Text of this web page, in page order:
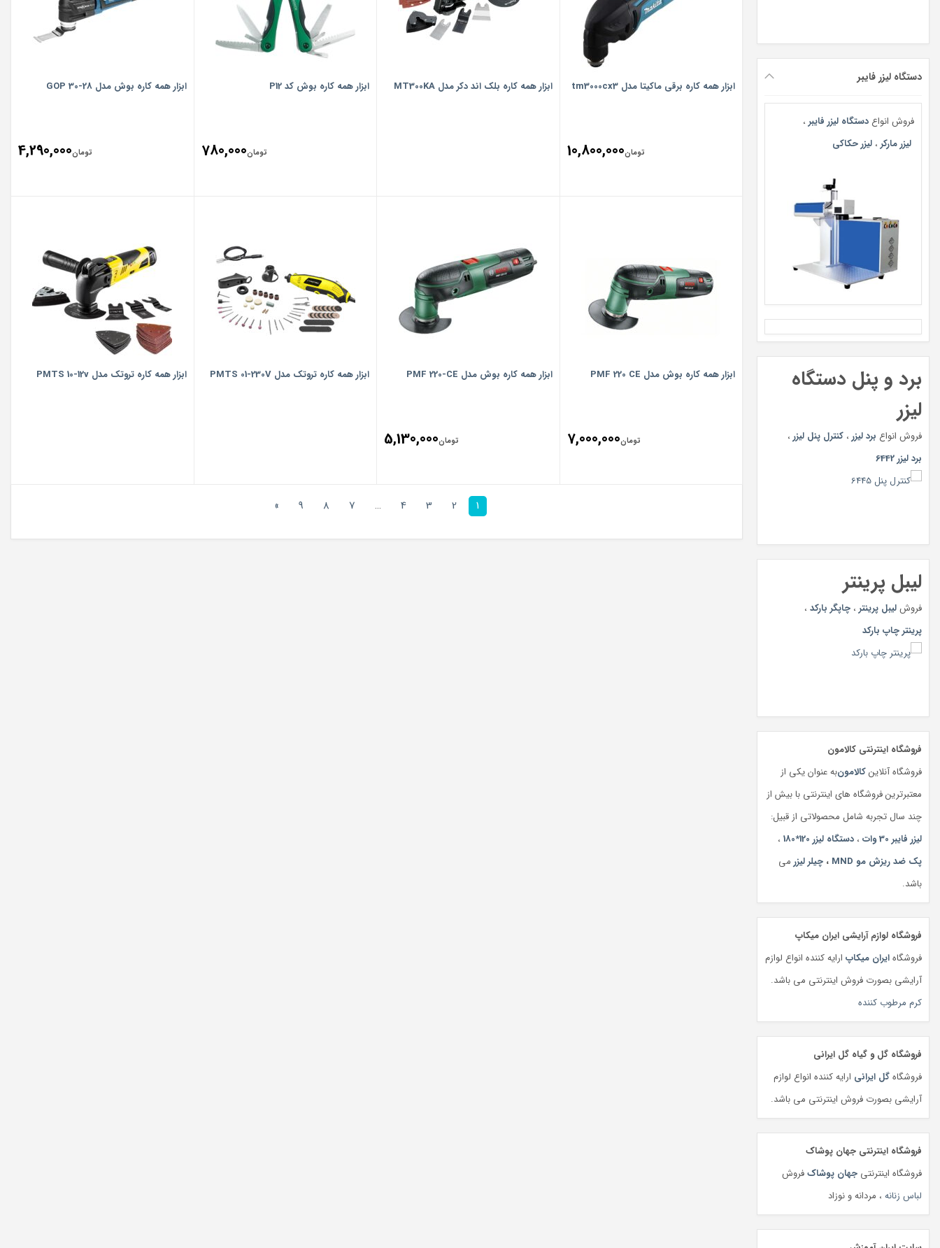
دستگاه لیزر فایبر
فروش انواع دستگاه لیزر فایبر ،
لیزر مارکر ، لیزر حکاکی
برد و پنل دستگاه
لیزر
فروش انواع برد لیزر ، کنترل پنل لیزر ،
برد لیزر 6442
لیبل پرینتر
فروشلیبل پرینتر ، چاپگر بارکد ،
پرینتر چاپ بارکد
فروشگاه اینترنتی کالامون
فروشگاه آنلاینکالامونبه عنوان یکی از
معتبرترین فروشگاه های اینترنتی با بیش از
چند سال تجربه شامل محصولاتی از قبیل:
لیزر فایبر 30 وات
، دستگاه لیزر 120*180
،
پک ضد ریزش مو MND
، چیلر لیزر می
باشد.
فروشگاه لوازم آرایشی ایران میکاپ
فروشگاهایران میکاپ ارایه کننده انواع لوازم
آرایشی بصورت فروش اینترنتی می باشد.
کرم مرطوب کننده
فروشگاه گل و گیاه گل ایرانی
فروشگاهگل ایرانی ارایه کننده انواع لوازم
آرایشی بصورت فروش اینترنتی می باشد.
فروشگاه اینترنتی جهان پوشاک
فروشگاه اینترنتی جهان پوشاکفروش
لباس زنانه ، مردانه و نوزاد
ابزار همه کاره برقی ماکیتا مدل tm3000cx3
تومان10,800,000
ابزار همه کاره بلک اند دکر مدل MT300KA ابزار همه کاره بوش كد P12
تومان780,000
ابزار همه کاره بوش مدل GOP 30-28
تومان4,290,000
ابزار همه کاره بوش مدل PMF 220 CE
تومان7,000,000
ابزار همه کاره بوش مدل PMF 220-CE
تومان5,130,000
ابزار همه کاره تروتک مدل PMTS 01-230V ابزار همه کاره تروتک مدل PMTS 10-12v
1
2
3
4
…
7
8
9
»